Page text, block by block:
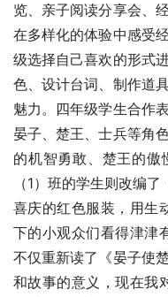
览、亲子阅读分享会、
在多样化的体验中感受
级选择自己喜欢的形式
色、设计台词、制作道
魅力。四年级学生合作
晏子、楚王、士兵等角
的机智勇敢、楚王的傲
（1）班的学生则改编
喜庆的红色服装，用生
下的小观众们看得津津
不仅重新读了《晏子使
和故事的意义，现在我